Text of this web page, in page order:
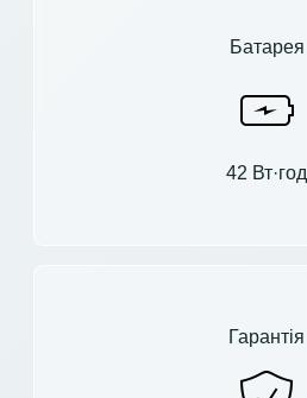
Батарея
42 Вт·год
Гарантія